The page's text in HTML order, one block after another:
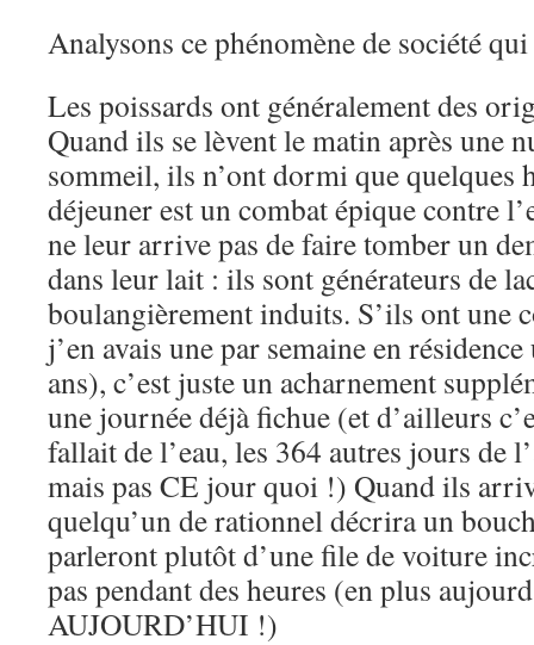
Analysons ce phénomène de société
Les poissards ont généralement des
Quand ils se lèvent le matin après une
sommeil, ils n’ont dormi que quelques
déjeuner est un combat épique contre
ne leur arrive pas de faire tomber un
dans leur lait : ils sont générateurs de
boulangièrement induits. S’ils ont une
j’en avais une par semaine en
ans), c’est juste un acharnement
une journée déjà fichue (et d’ailleurs
fallait de l’eau, les 364 autres jours de
mais pas CE jour quoi !) Quand ils
quelqu’un de rationnel décrira un
parleront plutôt d’une file de voiture
pas pendant des heures (en plus
AUJOURD’HUI !)